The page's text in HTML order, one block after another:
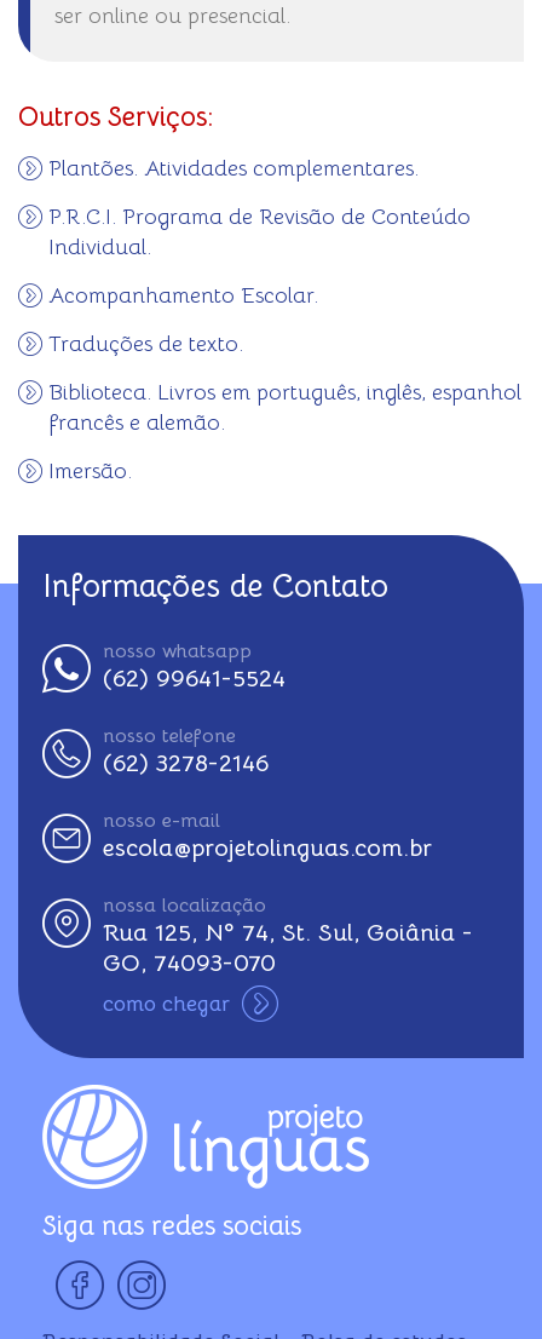
ser online ou presencial.
Outros Serviços:
Plantões. Atividades complementares.
P.R.C.I. Programa de Revisão de Conteúdo
Individual.
Acompanhamento Escolar.
Traduções de texto.
Biblioteca. Livros em português, inglês, espanhol
francês e alemão.
Imersão.
Informações de Contato
nosso whatsapp
(62) 99641-5524
nosso telefone
(62) 3278-2146
nosso e-mail
escola@projetolinguas.com.br
nossa localização
Rua 125, Nº 74, St. Sul, Goiânia -
GO, 74093-070
como chegar
Siga nas redes sociais